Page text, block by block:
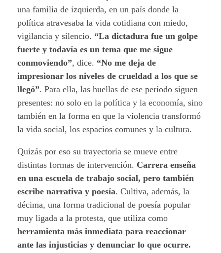
una familia de izquierda, en un país donde la
política atravesaba la vida cotidiana con miedo,
vigilancia y silencio. “La dictadura fue un golpe
fuerte y todavía es un tema que me sigue
conmoviendo”, dice. “No me deja de
impresionar los niveles de crueldad a los que se
llegó”. Para ella, las huellas de ese período siguen
presentes: no solo en la política y la economía, sino
también en la forma en que la violencia transformó
la vida social, los espacios comunes y la cultura.
Quizás por eso su trayectoria se mueve entre
distintas formas de intervención. Carrera enseña
en una escuela de trabajo social, pero también
escribe narrativa y poesía. Cultiva, además, la
décima, una forma tradicional de poesía popular
muy ligada a la protesta, que utiliza como
herramienta más inmediata para reaccionar
ante las injusticias y denunciar lo que ocurre.